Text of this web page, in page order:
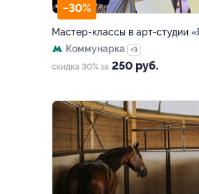
–30%
Мастер-классы в арт-студии
Коммунарка
+3
скидка 30% за 250 руб.